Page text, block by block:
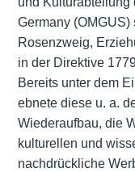
Germany
Rosenzweig,
in der Direktive
Bereits unter dem
ebnete diese u. a.
Wiederaufbau, die
kulturellen und
nachdrückliche